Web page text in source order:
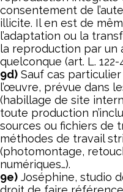
consentement de
illicite. Il en est de
l’adaptation ou la
la reproduction par un
quelconque (art. L. 122-
9d) Sauf cas
l’œuvre, prévue dans
(habillage de site
toute production
sources ou fichiers de
méthodes de travail
(photomontage,
numériques…).
9e) Joséphine, studio